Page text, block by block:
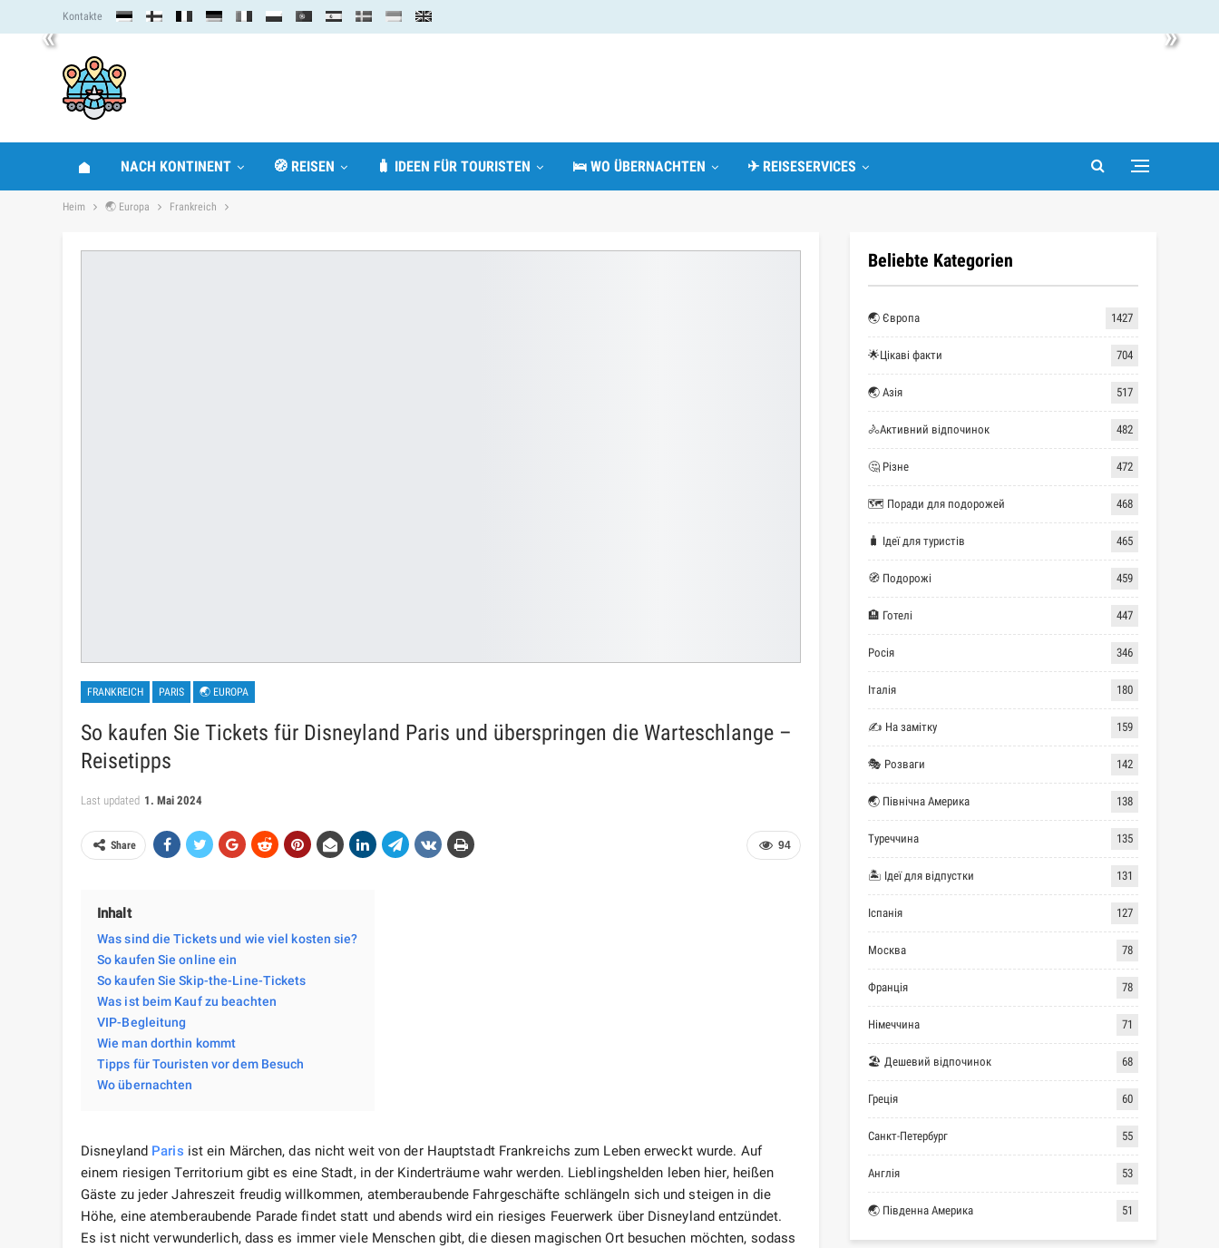
« »
Kontakte
NACH KONTINENT 🧭 REISEN 🧳 IDEEN FÜR TOURISTEN 🛌 WO ÜBERNACHTEN ✈ REISESERVICES
Heim 🌏 Europa Frankreich
FRANKREICH PARIS 🌏 EUROPA
So kaufen Sie Tickets für Disneyland Paris und überspringen die Warteschlange –
Reisetipps
Last updated 1. Mai 2024
94
Share
Inhalt
Was sind die Tickets und wie viel kosten sie?
So kaufen Sie online ein
So kaufen Sie Skip-the-Line-Tickets
Was ist beim Kauf zu beachten
VIP-Begleitung
Wie man dorthin kommt
Tipps für Touristen vor dem Besuch
Wo übernachten
Disneyland Paris ist ein Märchen, das nicht weit von der Hauptstadt Frankreichs zum Leben erweckt wurde. Auf
einem riesigen Territorium gibt es eine Stadt, in der Kinderträume wahr werden. Lieblingshelden leben hier, heißen
Gäste zu jeder Jahreszeit freudig willkommen, atemberaubende Fahrgeschäfte schlängeln sich und steigen in die
Höhe, eine atemberaubende Parade findet statt und abends wird ein riesiges Feuerwerk über Disneyland entzündet.
Es ist nicht verwunderlich, dass es immer viele Menschen gibt, die diesen magischen Ort besuchen möchten, sodass
Beliebte Kategorien
🌏 Європа 1427
🌟Цікаві факти 704
🌏 Азія 517
🚴Активний відпочинок 482
🤔 Різне 472
🗺 Поради для подорожей 468
🧳 Ідеї для туристів 465
🧭 Подорожі 459
🏨 Готелі 447
Росія 346
Італія 180
✍ На замітку 159
🎭 Розваги 142
🌏 Північна Америка 138
Туреччина 135
🏝 Ідеї для відпустки 131
Іспанія 127
Москва 78
Франція 78
Німеччина 71
🏖 Дешевий відпочинок 68
Греція 60
Санкт-Петербург 55
Англія 53
🌏 Південна Америка 51